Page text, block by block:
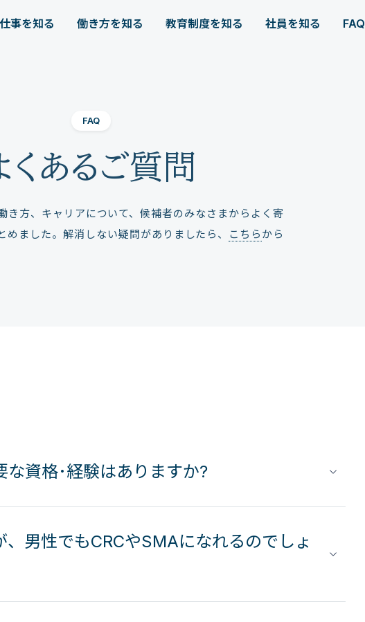
仕事を知る 働き方を知る 教育制度を知る 社員を知る FAQ
FAQ
くあるご質問
き方、キャリアについて、候補者のみなさまからよく寄
めました。解消しない疑問がありましたら、 こちら から
な資格･経験はありますか?
男性でもCRCやSMAになれるのでしょ